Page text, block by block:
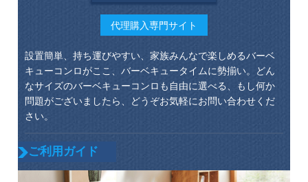
代理購入専門サイト
設置簡単、持ち運びやすい、家族みんなで楽しめるバーベ
キューコンロがここ、バーベキュータイムに勢揃い。どん
なサイズのバーベキューコンロも自由に選べる、もし何か
問題がございましたら、どうぞお気軽にお問い合わせくだ
さい。
ご利用ガイド